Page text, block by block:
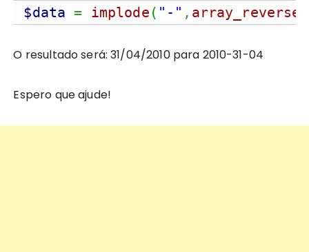
$data = implode ( "-" , array_reverse
O resultado será: 31/04/2010 para 2010-31-04
Espero que ajude!